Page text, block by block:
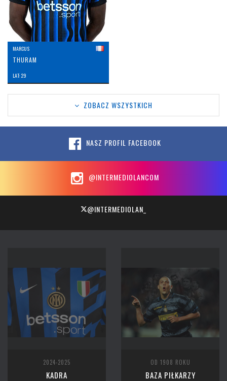
MARCUS
THURAM
LAT: 29
ZOBACZ WSZYSTKICH
NASZ PROFIL FACEBOOK
@INTERMEDIOLANCOM
@INTERMEDIOLAN_
2024-2025
KADRA
OD 1908 ROKU
BAZA PIŁKARZY